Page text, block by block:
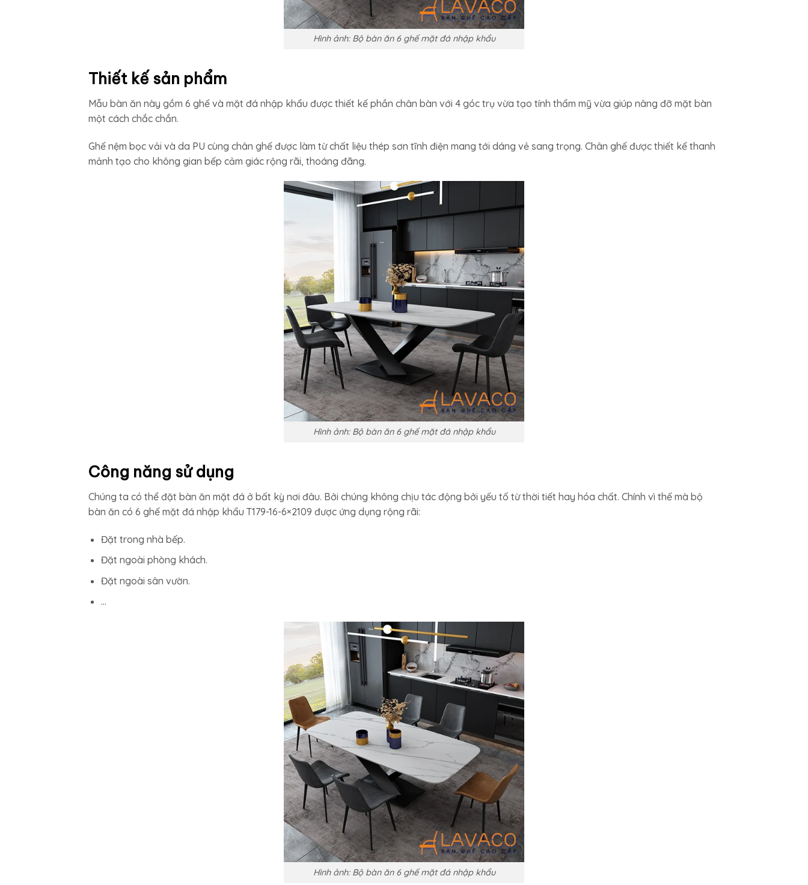
Hình ảnh: Bộ bàn ăn 6 ghế mặt đá nhập khẩu
Thiết kế sản phẩm
Mẫu bàn ăn này gồm 6 ghế và mặt đá nhập khẩu được thiết kế phần chân bàn với 4 góc trụ vừa tạo tính thẩm mỹ vừa giúp nâng đỡ mặt bàn
một cách chắc chắn.
Ghế nệm bọc vải và da PU cùng chân ghế được làm từ chất liệu thép sơn tĩnh điện mang tới dáng vẻ sang trọng. Chân ghế được thiết kế thanh
mảnh tạo cho không gian bếp cảm giác rộng rãi, thoáng đãng.
Hình ảnh: Bộ bàn ăn 6 ghế mặt đá nhập khẩu
Công năng sử dụng
Chúng ta có thể đặt bàn ăn mặt đá ở bất kỳ nơi đâu. Bởi chúng không chịu tác động bởi yếu tố từ thời tiết hay hóa chất. Chính vì thế mà bộ
bàn ăn có 6 ghế mặt đá nhập khẩu T179-16-6×2109 được ứng dụng rộng rãi:
Đặt trong nhà bếp.
Đặt ngoài phòng khách.
Đặt ngoài sân vườn.
…
Hình ảnh: Bộ bàn ăn 6 ghế mặt đá nhập khẩu